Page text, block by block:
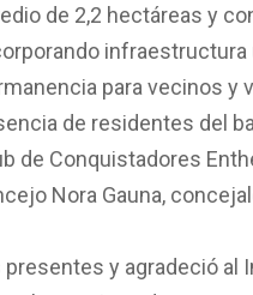
de 2,2 hectáreas y
infraestructura
para vecinos y
de residentes del
de Conquistadores
Nora Gauna,
y agradeció al